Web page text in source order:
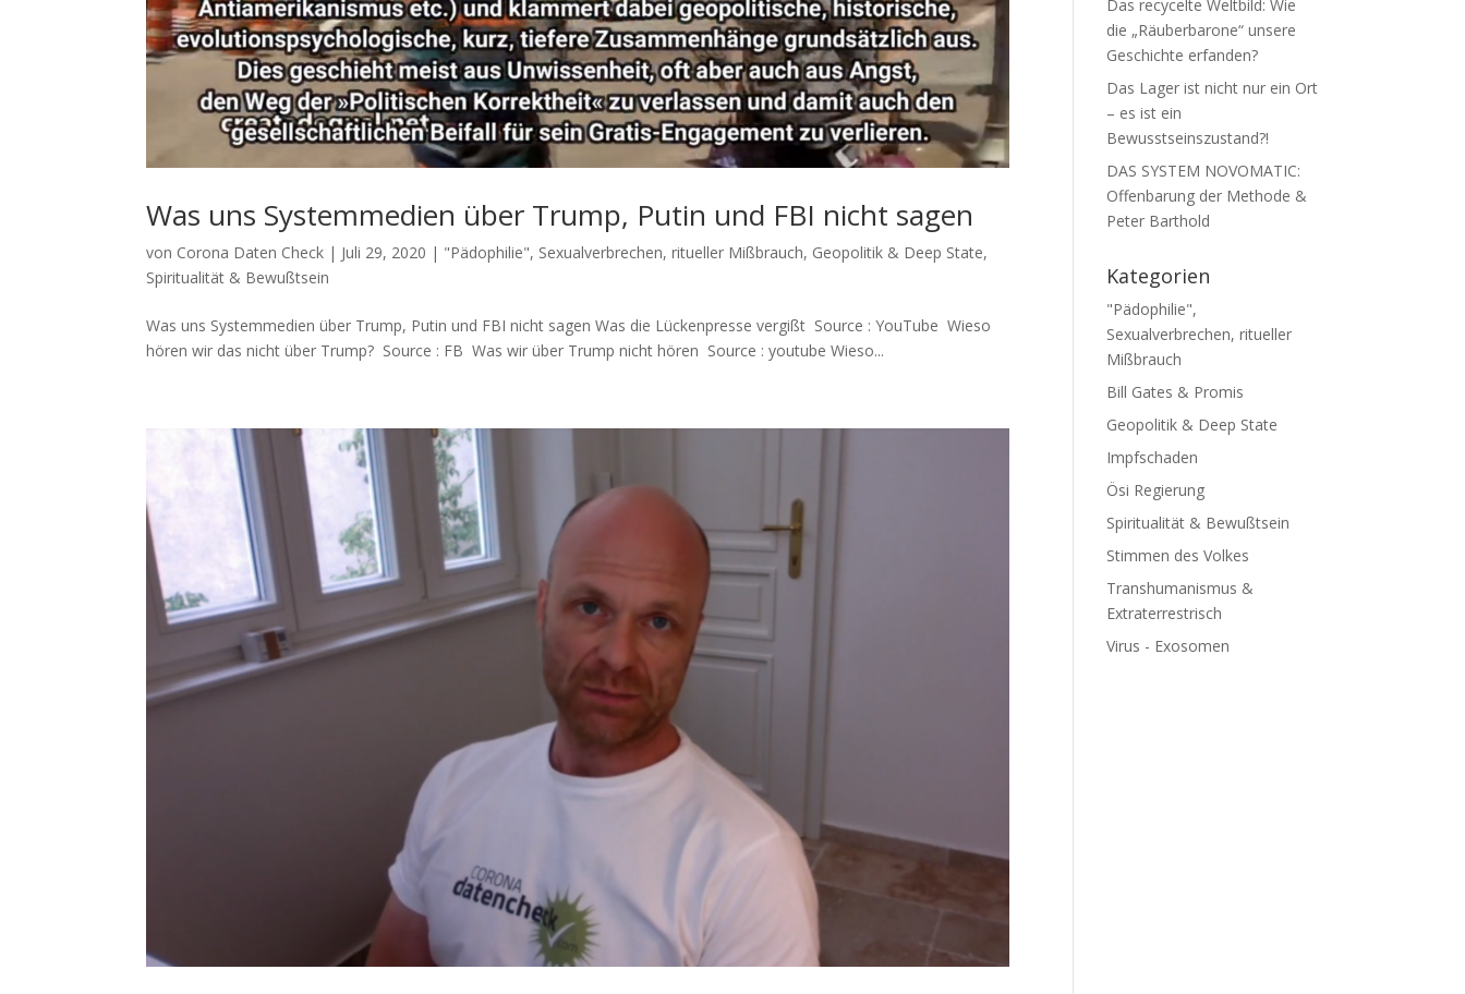
Was uns Systemmedien über Trump, Putin und FBI nicht sagen
von Corona Daten Check | Juli 29, 2020 | "Pädophilie", Sexualverbrechen, ritueller Mißbrauch, Geopolitik & Deep State,
Spiritualität & Bewußtsein
Was uns Systemmedien über Trump, Putin und FBI nicht sagen Was die Lücken­pres­se vergißt Source : YouTube Wie­so
hören wir das nicht über Trump? Source : FB Was wir über Trump nicht hören Source : youtube Wie­so...
Das recycelte Weltbild: Wie
die „Räuberbarone“ unsere
Geschichte erfanden?
Das Lager ist nicht nur ein Ort
– es ist ein
Bewusstseinszustand?!
DAS SYSTEM NOVOMATIC:
Offenbarung der Methode &
Peter Barthold
Kategorien
"Pädophilie",
Sexualverbrechen, ritueller
Mißbrauch
Bill Gates & Promis
Geopolitik & Deep State
Impfschaden
Ösi Regierung
Spiritualität & Bewußtsein
Stimmen des Volkes
Transhumanismus &
Extraterrestrisch
Virus - Exosomen